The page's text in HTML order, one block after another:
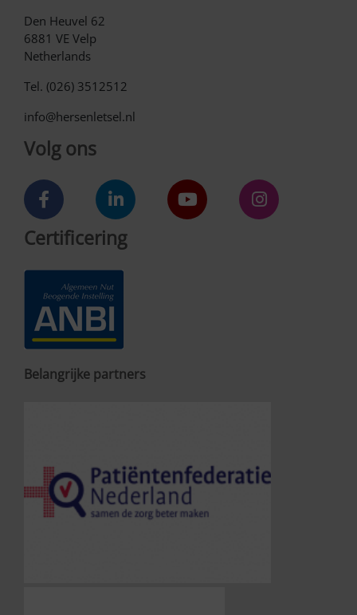
Den Heuvel 62
6881 VE Velp
Netherlands
Tel. (026) 3512512
info@hersenletsel.nl
Volg ons
Certificering
Belangrijke partners